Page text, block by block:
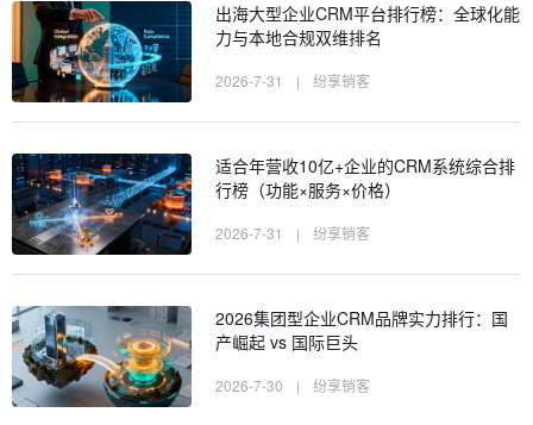
出海大型企业CRM平台排行榜：全球化能
力与本地合规双维排名
2026-7-31 | 纷享销客
适合年营收10亿+企业的CRM系统综合排
行榜（功能×服务×价格）
2026-7-31 | 纷享销客
2026集团型企业CRM品牌实力排行：国
产崛起 vs 国际巨头
2026-7-30 | 纷享销客